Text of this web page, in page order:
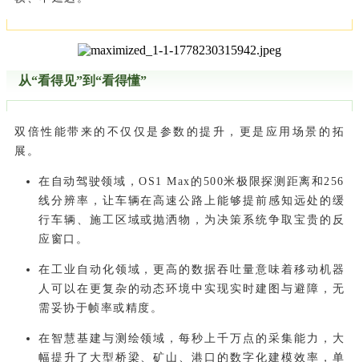
从“看得见”到“看得懂”
双倍性能带来的不仅仅是参数的提升，更是应用场景的拓
展。
在自动驾驶领域，OS1 Max的500米极限探测距离和256
线分辨率，让车辆在高速公路上能够提前感知远处的缓
行车辆、施工区域或抛洒物，为决策系统争取宝贵的反
应窗口。
在工业自动化领域，更高的数据吞吐量意味着移动机器
人可以在更复杂的动态环境中实现实时建图与避障，无
需妥协于帧率或精度。
在智慧基建与测绘领域，每秒上千万点的采集能力，大
幅提升了大型桥梁、矿山、港口的数字化建模效率，单